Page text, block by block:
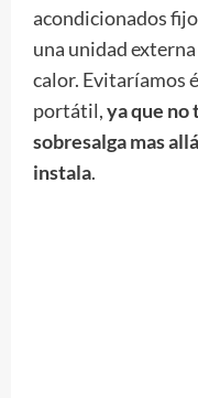
acondicionados
una unidad
calor. Evitaríamos
portátil,ya que no
sobresalga mas
instala.